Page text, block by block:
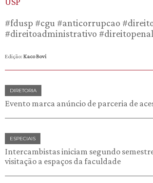
#fdusp #cgu #anticorrupcao
#direitoadministrativo #direitopenal
Edição: Kaco Bovi
DIRETORIA
Evento marca anúncio de parceria de
ESPECIAIS
Intercambistas iniciam segundo
visitação a espaços da faculdade